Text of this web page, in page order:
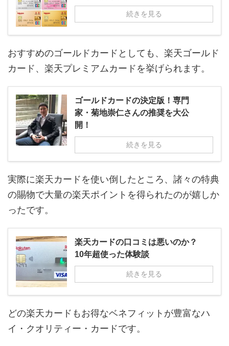
続きを見る
おすすめのゴールドカードとしても、楽天ゴールド
カード、楽天プレミアムカードを挙げられます。
ゴールドカードの決定版！専門
家・菊地崇仁さんの推奨を大公
開！
続きを見る
実際に楽天カードを使い倒したところ、諸々の特典
の賜物で大量の楽天ポイントを得られたのが嬉しか
ったです。
楽天カードの口コミは悪いのか？
10年超使った体験談
続きを見る
どの楽天カードもお得なベネフィットが豊富なハ
イ・クオリティー・カードです。